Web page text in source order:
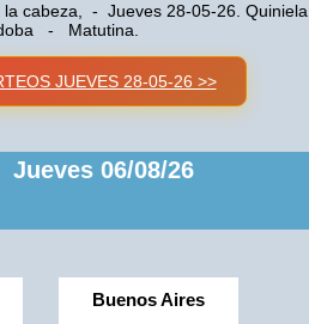
cabeza, - Jueves 28-05-26. Quiniela
- Matutina.
JUEVES 28-05-26 >>
06/08/26
Buenos Aires